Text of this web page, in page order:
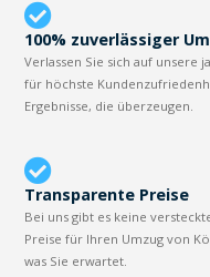
100% zuverlässiger
Verlassen Sie sich auf unsere
für höchste
Ergebnisse, die überzeugen.
Transparente Preise
Bei uns gibt es keine
Preise für Ihren Umzug von
was Sie erwartet.